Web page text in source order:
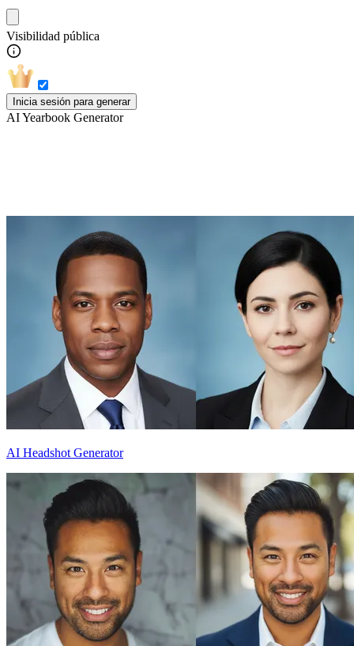
Visibilidad pública
Inicia sesión para generar
AI Yearbook Generator
AI Headshot Generator